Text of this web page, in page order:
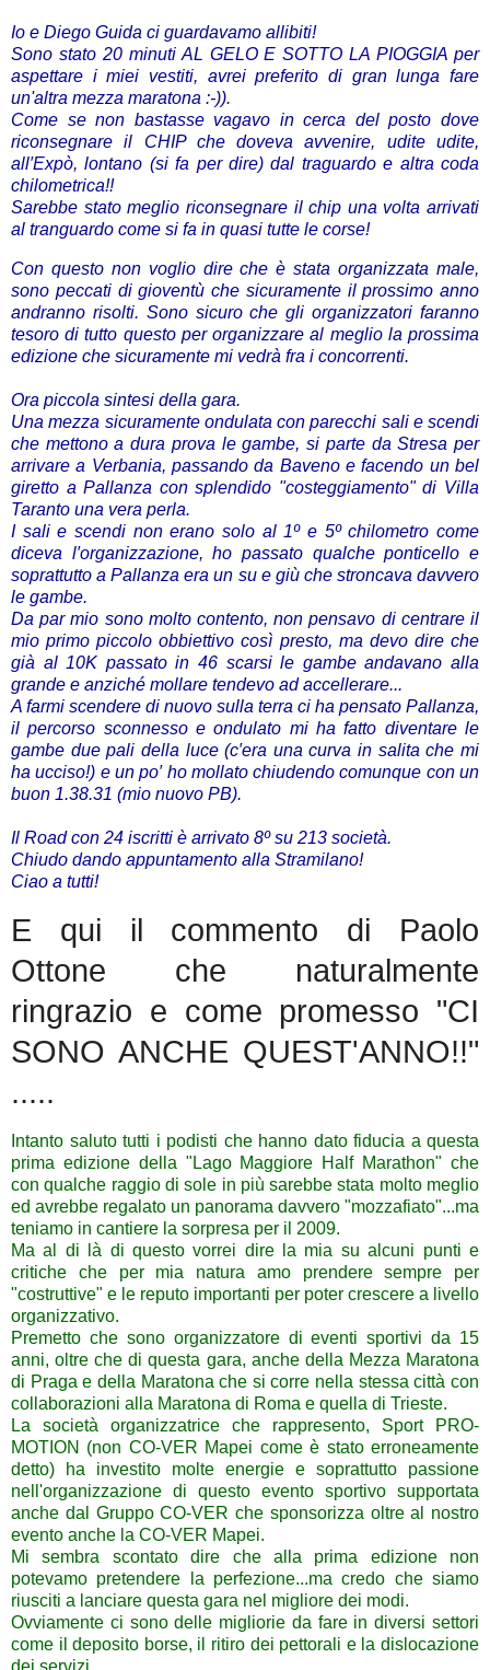
Io e Diego Guida ci guardavamo allibiti!
Sono stato 20 minuti AL GELO E SOTTO LA PIOGGIA per
aspettare i miei vestiti, avrei preferito di gran lunga fare
un'altra mezza maratona :-)).
Come se non bastasse vagavo in cerca del posto dove
riconsegnare il CHIP che doveva avvenire, udite udite,
all′Expò, lontano (si fa per dire) dal traguardo e altra coda
chilometrica!!
Sarebbe stato meglio riconsegnare il chip una volta arrivati
al tranguardo come si fa in quasi tutte le corse!
Con questo non voglio dire che è stata organizzata male,
sono peccati di gioventù che sicuramente il prossimo anno
andranno risolti. Sono sicuro che gli organizzatori faranno
tesoro di tutto questo per organizzare al meglio la prossima
edizione che sicuramente mi vedrà fra i concorrenti.
Ora piccola sintesi della gara.
Una mezza sicuramente ondulata con parecchi sali e scendi
che mettono a dura prova le gambe, si parte da Stresa per
arrivare a Verbania, passando da Baveno e facendo un bel
giretto a Pallanza con splendido "costeggiamento" di Villa
Taranto una vera perla.
I sali e scendi non erano solo al 1º e 5º chilometro come
diceva l′organizzazione, ho passato qualche ponticello e
soprattutto a Pallanza era un su e giù che stroncava davvero
le gambe.
Da par mio sono molto contento, non pensavo di centrare il
mio primo piccolo obbiettivo così presto, ma devo dire che
già al 10K passato in 46 scarsi le gambe andavano alla
grande e anziché mollare tendevo ad accellerare...
A farmi scendere di nuovo sulla terra ci ha pensato Pallanza,
il percorso sconnesso e ondulato mi ha fatto diventare le
gambe due pali della luce (c′era una curva in salita che mi
ha ucciso!) e un po′ ho mollato chiudendo comunque con un
buon 1.38.31 (mio nuovo PB).
Il Road con 24 iscritti è arrivato 8º su 213 società.
Chiudo dando appuntamento alla Stramilano!
Ciao a tutti!
E qui il commento di Paolo
Ottone che naturalmente
ringrazio e come promesso "CI
SONO ANCHE QUEST'ANNO!!"
.....
Intanto saluto tutti i podisti che hanno dato fiducia a questa
prima edizione della "Lago Maggiore Half Marathon" che
con qualche raggio di sole in più sarebbe stata molto meglio
ed avrebbe regalato un panorama davvero "mozzafiato"...ma
teniamo in cantiere la sorpresa per il 2009.
Ma al di là di questo vorrei dire la mia su alcuni punti e
critiche che per mia natura amo prendere sempre per
"costruttive" e le reputo importanti per poter crescere a livello
organizzativo.
Premetto che sono organizzatore di eventi sportivi da 15
anni, oltre che di questa gara, anche della Mezza Maratona
di Praga e della Maratona che si corre nella stessa città con
collaborazioni alla Maratona di Roma e quella di Trieste.
La società organizzatrice che rappresento, Sport PRO-
MOTION (non CO-VER Mapei come è stato erroneamente
detto) ha investito molte energie e soprattutto passione
nell'organizzazione di questo evento sportivo supportata
anche dal Gruppo CO-VER che sponsorizza oltre al nostro
evento anche la CO-VER Mapei.
Mi sembra scontato dire che alla prima edizione non
potevamo pretendere la perfezione...ma credo che siamo
riusciti a lanciare questa gara nel migliore dei modi.
Ovviamente ci sono delle migliorie da fare in diversi settori
come il deposito borse, il ritiro dei pettorali e la dislocazione
dei servizi.